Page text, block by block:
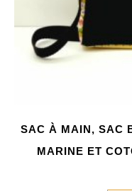
SAC À MAIN, SAC
MARINE ET